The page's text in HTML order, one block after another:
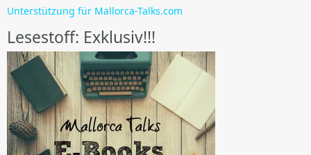
Unterstützung für Mallorca-Talks.com
Lesestoff: Exklusiv!!!